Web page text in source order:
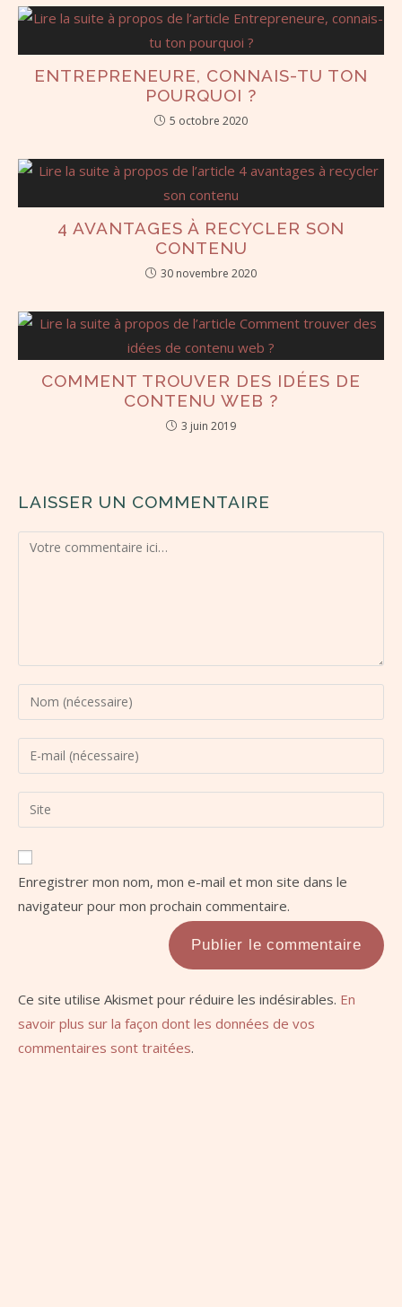
ENTREPRENEURE, CONNAIS-TU TON
POURQUOI ?
5 octobre 2020
4 AVANTAGES À RECYCLER SON
CONTENU
30 novembre 2020
COMMENT TROUVER DES IDÉES DE
CONTENU WEB ?
3 juin 2019
LAISSER UN COMMENTAIRE
Enregistrer mon nom, mon e-mail et mon site dans le
navigateur pour mon prochain commentaire.
Ce site utilise Akismet pour réduire les indésirables. En
savoir plus sur la façon dont les données de vos
commentaires sont traitées.